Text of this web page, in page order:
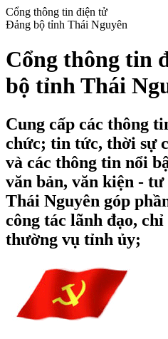
Cổng thông tin điện tử
Đảng bộ tỉnh Thái Nguyên
Cổng thông tin
bộ tỉnh Thái
Cung cấp các thông
chức; tin tức, thời sự
và các thông tin nổi
văn bản, văn kiện -
Thái Nguyên góp
công tác lãnh đạo, chỉ
thường vụ tỉnh ủy;